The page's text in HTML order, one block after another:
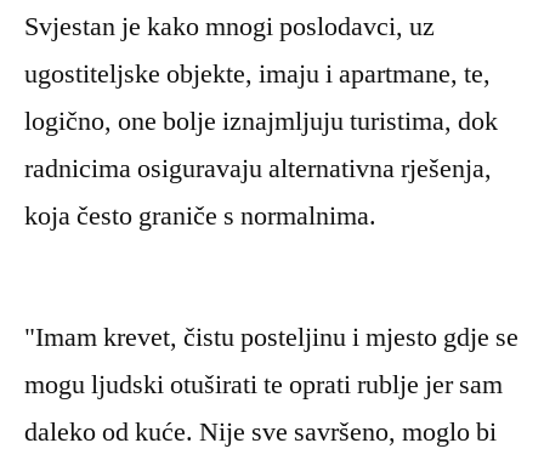
Svjestan je kako mnogi poslodavci, uz
ugostiteljske objekte, imaju i apartmane, te,
logično, one bolje iznajmljuju turistima, dok
radnicima osiguravaju alternativna rješenja,
koja često graniče s normalnima.
"Imam krevet, čistu posteljinu i mjesto gdje se
mogu ljudski otuširati te oprati rublje jer sam
daleko od kuće. Nije sve savršeno, moglo bi